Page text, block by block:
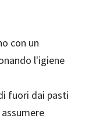
con un
l'igiene
fuori dai pasti